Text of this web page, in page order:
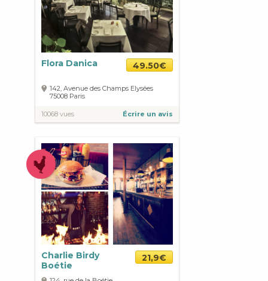
Flora Danica 49.50€
142, Avenue des Champs Elysées
75008 Paris
10068 vues Écrire un avis
Charlie Birdy
Boétie
21,9€